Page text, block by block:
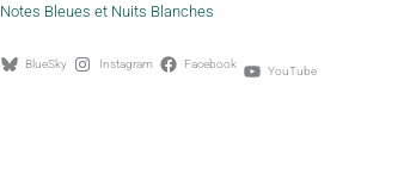
Notes Bleues et Nuits Blanches
BlueSky Instagram Facebook YouTube